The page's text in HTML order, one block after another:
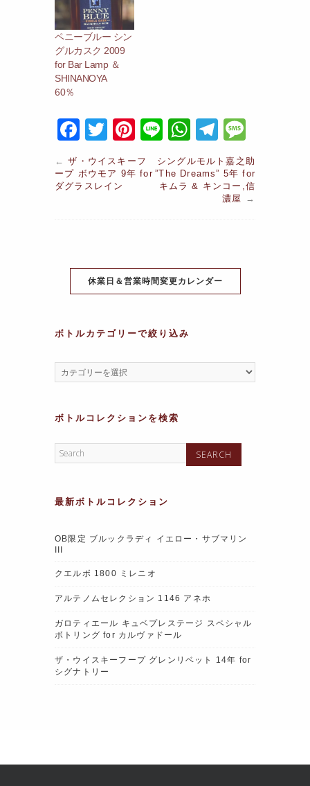
ペニーブルー シン
グルカスク 2009
for Bar Lamp ＆
SHINANOYA
60％
F
a
c
e
o
k
T
w
itt
er
Pi
nt
er
Li
n
e
W
h
at
s
p
T
el
e
gr
e
s
s
←ザ・ウイスキーフ
ープ ボウモア 9年 for
ダグラスレイン
シングルモルト嘉之助
”The Dreams” 5年 for
キムラ & キンコー,信
濃屋
→
休業日＆営業時間変更カレンダー
ボトルカテゴリーで絞り込み
ボトルコレクションを検索
最新ボトルコレクション
OB限定 ブルックラディ イエロー・サブマリン
クエルボ 1800 ミレニオ
アルテノムセレクション 1146 アネホ
ガロティエール キュベプレステージ スペシャル
ボトリング for カルヴァドール
ザ・ウイスキーフープ グレンリベット 14年 for
シグナトリー